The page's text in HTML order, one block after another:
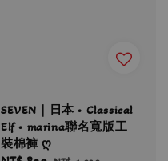
SEVEN｜日本 • Classical
Elf • marina聯名寬版工
裝棉褲 ღ